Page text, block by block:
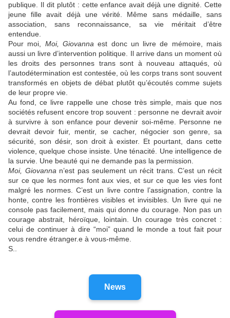
publique. Il dit plutôt : cette enfance avait déjà une dignité. Cette
jeune fille avait déjà une vérité. Même sans médaille, sans
association, sans reconnaissance, sa vie méritait d’être
entendue.
Pour moi, Moi, Giovanna est donc un livre de mémoire, mais
aussi un livre d’intervention politique. Il arrive dans un moment où
les droits des personnes trans sont à nouveau attaqués, où
l’autodétermination est contestée, où les corps trans sont souvent
transformés en objets de débat plutôt qu’écoutés comme sujets
de leur propre vie.
Au fond, ce livre rappelle une chose très simple, mais que nos
sociétés refusent encore trop souvent : personne ne devrait avoir
à survivre à son enfance pour devenir soi-même. Personne ne
devrait devoir fuir, mentir, se cacher, négocier son genre, sa
sécurité, son désir, son droit à exister. Et pourtant, dans cette
violence, quelque chose insiste. Une ténacité. Une intelligence de
la survie. Une beauté qui ne demande pas la permission.
Moi, Giovanna n’est pas seulement un récit trans. C’est un récit
sur ce que les normes font aux vies, et sur ce que les vies font
malgré les normes. C’est un livre contre l’assignation, contre la
honte, contre les frontières visibles et invisibles. Un livre qui ne
console pas facilement, mais qui donne du courage. Non pas un
courage abstrait, héroïque, lointain. Un courage très concret :
celui de continuer à dire “moi” quand le monde a tout fait pour
vous rendre étranger.e à vous-même.
S..
News